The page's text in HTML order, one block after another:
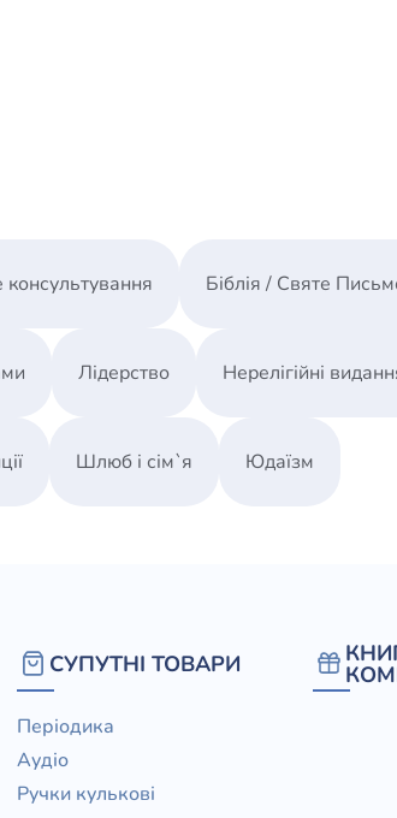
консультування Біблія / Святе
Лідерство Нерелігійні
Шлюб і сім`я Юдаїзм
СУПУТНІ ТОВАРИ
Періодика
Аудіо
Ручки кулькові